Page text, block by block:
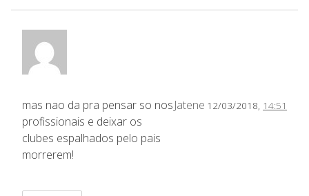
Jatene 12/03/2018, 14:51
mas nao da pra pensar so nos
profissionais e deixar os
clubes espalhados pelo pais
morrerem!